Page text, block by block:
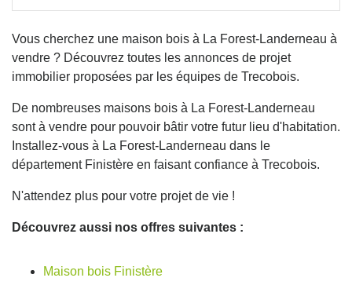
Vous cherchez une maison bois à La Forest-Landerneau à
vendre ? Découvrez toutes les annonces de projet
immobilier proposées par les équipes de Trecobois.
De nombreuses maisons bois à La Forest-Landerneau
sont à vendre pour pouvoir bâtir votre futur lieu d'habitation.
Installez-vous à La Forest-Landerneau dans le
département Finistère en faisant confiance à Trecobois.
N'attendez plus pour votre projet de vie !
Découvrez aussi nos offres suivantes :
Maison bois Finistère